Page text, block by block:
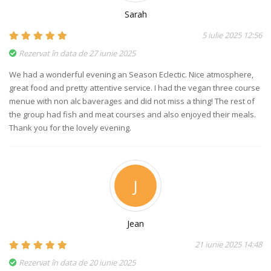
Sarah
5 iulie 2025 12:56
Rezervat în data de 27 iunie 2025
We had a wonderful evening an Season Eclectic. Nice atmosphere,
great food and pretty attentive service. I had the vegan three course
menue with non alc baverages and did not miss a thing! The rest of
the group had fish and meat courses and also enjoyed their meals.
Thank you for the lovely evening.
J
Jean
21 iunie 2025 14:48
Rezervat în data de 20 iunie 2025